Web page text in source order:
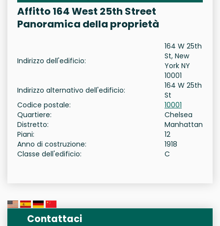
Affitto 164 West 25th Street
Panoramica della proprietà
Indirizzo dell'edificio:
164 W 25th
St, New
York NY
10001
Indirizzo alternativo dell'edificio:
164 W 25th
St
Codice postale:
10001
Quartiere:
Chelsea
Distretto:
Manhattan
Piani:
12
Anno di costruzione:
1918
Classe dell'edificio:
C
Contattaci